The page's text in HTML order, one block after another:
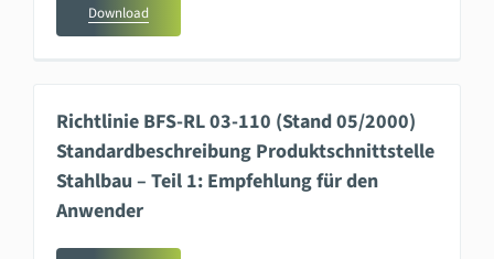
Download
Richtlinie BFS-RL 03-110 (Stand 05/2000)
Standardbeschreibung Produktschnittstelle
Stahlbau – Teil 1: Empfehlung für den
Anwender